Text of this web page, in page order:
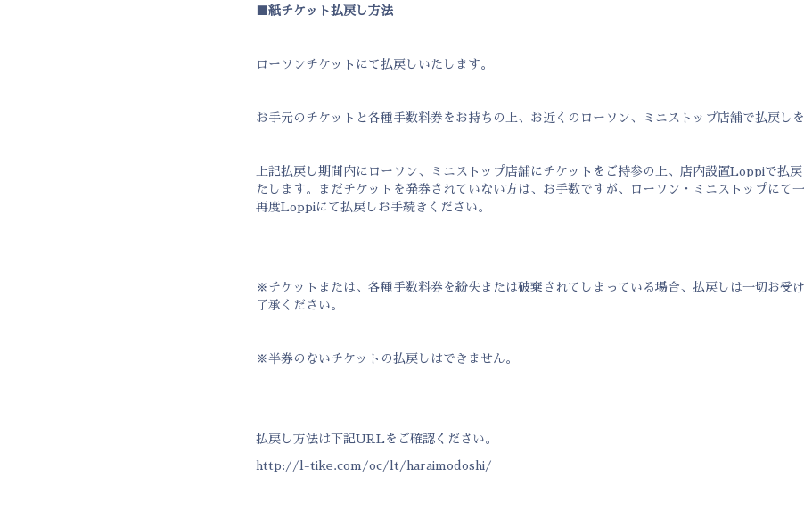
■紙チケット払戻し方法
ローソンチケットにて払戻しいたします。
お手元のチケットと各種手数料券をお持ちの上、お近くのローソン、ミニストップ店舗で払戻しを
上記払戻し期間内にローソン、ミニストップ店舗にチケットをご持参の上、店内設置Loppiで払
たします。まだチケットを発券されていない方は、お手数ですが、ローソン・ミニストップにて
再度Loppiにて払戻しお手続きください。
※チケットまたは、各種手数料券を紛失または破棄されてしまっている場合、払戻しは一切お受
了承ください。
※半券のないチケットの払戻しはできません。
払戻し方法は下記URLをご確認ください。
http://l-tike.com/oc/lt/haraimodoshi/